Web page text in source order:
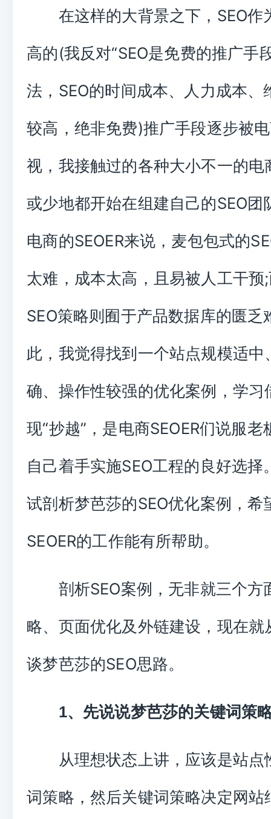
在这样的大背景之下，SEO作
高的(我反对“SEO是免费的推广手
法，SEO的时间成本、人力成本、
较高，绝非免费)推广手段逐步被
视，我接触过的各种大小不一的电
或少地都开始在组建自己的SEO团
电商的SEOER来说，麦包包式的
太难，成本太高，且易被人工干预
SEO策略则囿于产品数据库的匮乏
此，我觉得找到一个站点规模适中
确、操作性较强的优化案例，学习
现“抄越”，是电商SEOER们说服
自己着手实施SEO工程的良好选择
试剖析梦芭莎的SEO优化案例，希
SEOER的工作能有所帮助。
剖析SEO案例，无非就三个方
略、页面优化及外链建设，现在就
谈梦芭莎的SEO思路。
1、先说说梦芭莎的关键词策
从理想状态上讲，应该是站点
词策略，然后关键词策略决定网站